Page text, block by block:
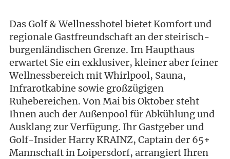
Das Golf & Wellnesshotel bietet Komfort und
regionale Gastfreundschaft an der steirisch-
burgenländischen Grenze. Im Haupthaus
erwartet Sie ein exklusiver, kleiner aber feiner
Wellnessbereich mit Whirlpool, Sauna,
Infrarotkabine sowie großzügigen
Ruhebereichen. Von Mai bis Oktober steht
Ihnen auch der Außenpool für Abkühlung und
Ausklang zur Verfügung. Ihr Gastgeber und
Golf-Insider Harry KRAINZ, Captain der 65+
Mannschaft in Loipersdorf, arrangiert Ihren